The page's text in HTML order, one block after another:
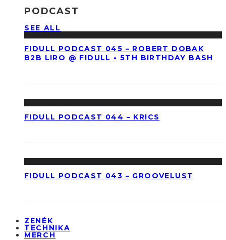
PODCAST
SEE ALL
FIDULL PODCAST 045 – ROBERT DOBAK
B2B LIRO @ FIDULL • 5TH BIRTHDAY BASH
FIDULL PODCAST 044 – KRICS
FIDULL PODCAST 043 – GROOVELUST
ZENÉK
TECHNIKA
MERCH